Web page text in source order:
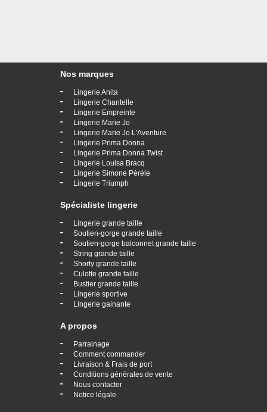
Nos marques
- Lingerie Anita
- Lingerie Chantelle
- Lingerie Empreinte
- Lingerie Marie Jo
- Lingerie Marie Jo L'Aventure
- Lingerie Prima Donna
- Lingerie Prima Donna Twist
- Lingerie Louisa Bracq
- Lingerie Simone Pérèle
- Lingerie Triumph
Spécialiste lingerie
- Lingerie grande taille
- Soutien-gorge grande taille
- Soutien-gorge balconnet grande taille
- String grande taille
- Shorty grande taille
- Culotte grande taille
- Bustier grande taille
- Lingerie sportive
- Lingerie gainante
A propos
- Parrainage
- Comment commander
- Livraison & Frais de port
- Conditions générales de vente
- Nous contacter
- Notice légale